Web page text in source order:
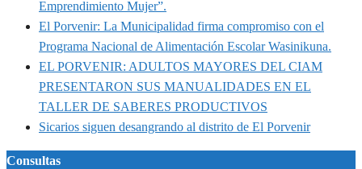
Emprendimiento Mujer”.
El Porvenir: La Municipalidad firma compromiso con el
Programa Nacional de Alimentación Escolar Wasinikuna.
EL PORVENIR: ADULTOS MAYORES DEL CIAM
PRESENTARON SUS MANUALIDADES EN EL
TALLER DE SABERES PRODUCTIVOS
Sicarios siguen desangrando al distrito de El Porvenir
Consultas